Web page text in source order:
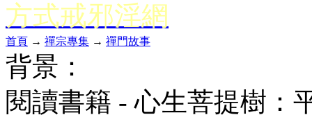
方式戒邪淫網
首頁 → 禪宗專集 → 禪門故事
背景：
閱讀書籍 - 心生菩提樹